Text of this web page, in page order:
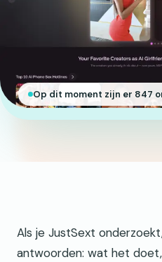
Op dit moment zijn er 847
Als je JustSext
antwoorden: wat het